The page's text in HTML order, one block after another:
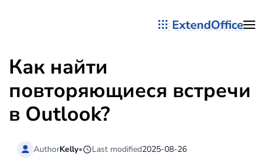
ExtendOffice
Как найти
повторяющиеся встречи
в Outlook?
AuthorKelly• Last modified2025-08-26